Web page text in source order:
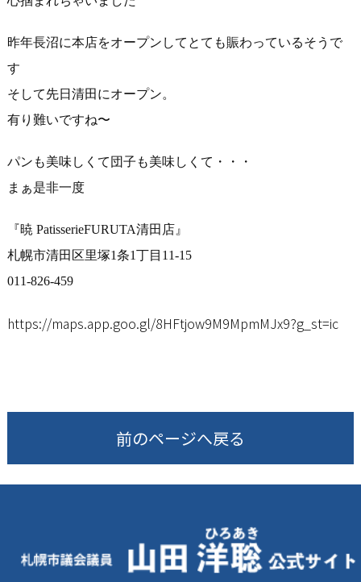
昨年長沼に本店をオープンしてとても賑わっているそうで
す
そして先日清田にオープン。
有り難いですね〜
パンも美味しくて団子も美味しくて・・・
まぁ是非一度️
『暁 PatisserieFURUTA清田店』
札幌市清田区里塚1条1丁目11-15
011-826-459
https://maps.app.goo.gl/8HFtjow9M9MpmMJx9?g_st=ic
前のページへ戻る